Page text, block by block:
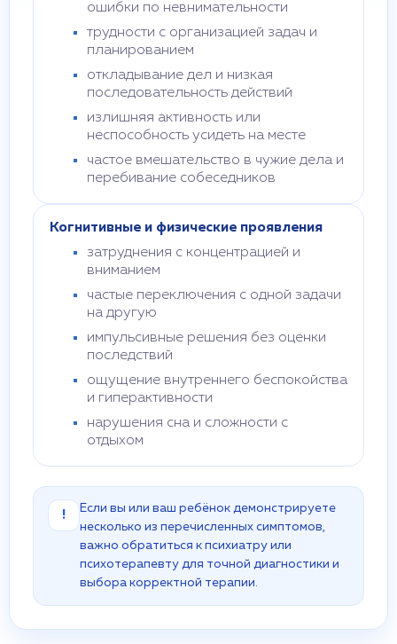
ошибки по невнимательности
трудности с организацией задач и
планированием
откладывание дел и низкая
последовательность действий
излишняя активность или
неспособность усидеть на месте
частое вмешательство в чужие дела и
перебивание собеседников
Когнитивные и физические проявления
затруднения с концентрацией и
вниманием
частые переключения с одной задачи
на другую
импульсивные решения без оценки
последствий
ощущение внутреннего беспокойства
и гиперактивности
нарушения сна и сложности с
отдыхом
!
Если вы или ваш ребёнок демонстрируете
несколько из перечисленных симптомов,
важно обратиться к психиатру или
психотерапевту для точной диагностики и
выбора корректной терапии.